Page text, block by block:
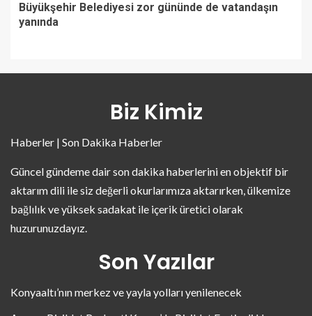
Büyükşehir Belediyesi zor gününde de vatandaşın
yanında
Biz Kimiz
Haberler | Son Dakika Haberler
Güncel gündeme dair son dakika haberlerini en objektif bir
aktarım dili ile siz değerli okurlarımıza aktarırken, ülkemize
bağlılık ve yüksek sadakat ile içerik üretici olarak
huzurunuzdayız.
Son Yazılar
Konyaaltı’nın merkez ve yayla yolları yenilenecek